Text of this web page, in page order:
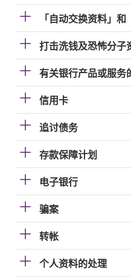
「自动交换资料」和
打击洗钱及恐怖分子
有关银行产品或服务
信用卡
追讨债务
存款保障计划
电子银行
骗案
转帐
个人资料的处理